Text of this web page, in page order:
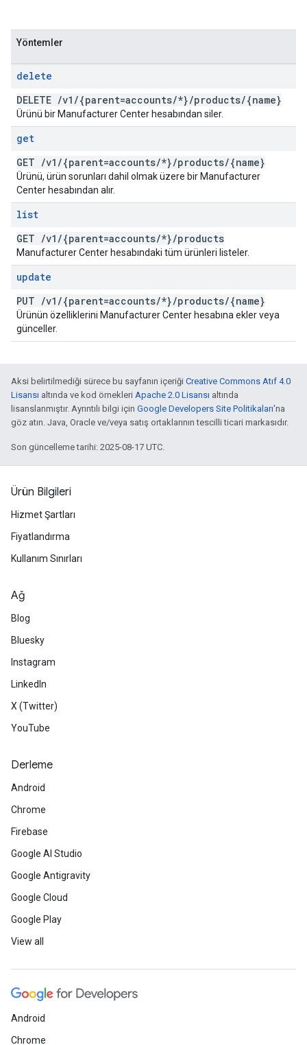
Yöntemler
delete
DELETE /v1 /{parent=accounts/*}/products/{name}
Ürünü bir Manufacturer Center hesabından siler.
get
GET /v1 /{parent=accounts/*}/products/{name}
Ürünü, ürün sorunları dahil olmak üzere bir Manufacturer
Center hesabından alır.
list
GET /v1 /{parent=accounts/*}/products
Manufacturer Center hesabındaki tüm ürünleri listeler.
update
PUT /v1 /{parent=accounts/*}/products/{name}
Ürünün özelliklerini Manufacturer Center hesabına ekler veya
günceller.
Aksi belirtilmediği sürece bu sayfanın içeriği Creative Commons Atıf 4.0
Lisansı altında ve kod örnekleri Apache 2.0 Lisansı altında
lisanslanmıştır. Ayrıntılı bilgi için Google Developers Site Politikaları'na
göz atın. Java, Oracle ve/veya satış ortaklarının tescilli ticari markasıdır.
Son güncelleme tarihi: 2025-08-17 UTC.
Ürün Bilgileri
Hizmet Şartları
Fiyatlandırma
Kullanım Sınırları
Ağ
Blog
Bluesky
Instagram
LinkedIn
X (Twitter)
YouTube
Derleme
Android
Chrome
Firebase
Google AI Studio
Google Antigravity
Google Cloud
Google Play
View all
Android
Chrome